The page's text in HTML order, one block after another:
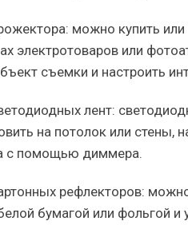
можно купить
электротоваров или
съемки и настроить
лент:
на потолок или стены,
с помощью диммера.
рефлекторов:
бумагой или фольгой и